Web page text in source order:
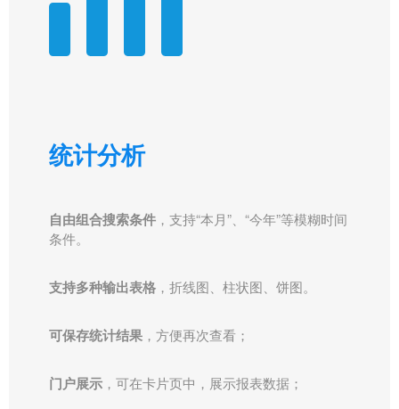
统计分析
自由组合搜索条件 ，支持“本月”、“今年”等模糊时间
条件。
支持多种输出表格 ，折线图、柱状图、饼图。
可保存统计结果 ，方便再次查看；
门户展示 ，可在卡片页中，展示报表数据；